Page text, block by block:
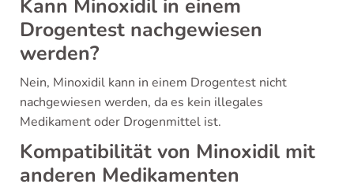
Kann Minoxidil in einem
Drogentest nachgewiesen
werden?
Nein, Minoxidil kann in einem Drogentest nicht
nachgewiesen werden, da es kein illegales
Medikament oder Drogenmittel ist.
Kompatibilität von Minoxidil mit
anderen Medikamenten